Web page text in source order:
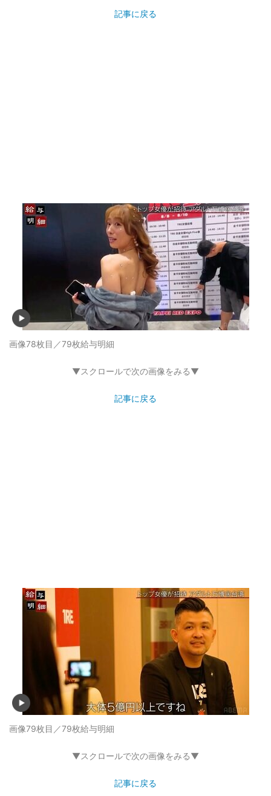
記事に戻る
画像78枚目／79枚給与明細
▼スクロールで次の画像をみる▼
記事に戻る
画像79枚目／79枚給与明細
▼スクロールで次の画像をみる▼
記事に戻る